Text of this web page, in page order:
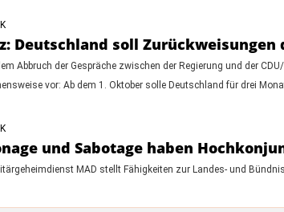
Deutschland soll
Abbruch der Gespräche zwischen der Regierung und der
vor: Ab dem 1. Oktober solle Deutschland für drei
und Sabotage haben
MAD stellt Fähigkeiten zur Landes- und